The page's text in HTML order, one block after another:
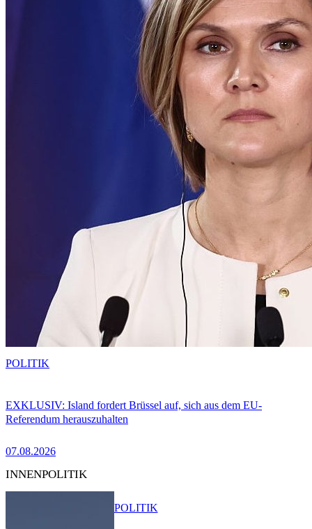
EXKLUSIV: Island fordert Brüssel auf, sich aus dem EU-
Referendum herauszuhalten
07.08.2026
POLITIK
INNENPOLITIK
POLITIK